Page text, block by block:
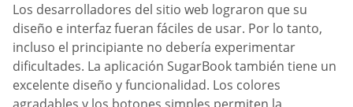
Los desarrolladores del sitio web lograron que su
diseño e interfaz fueran fáciles de usar. Por lo tanto,
incluso el principiante no debería experimentar
dificultades. La aplicación SugarBook también tiene un
excelente diseño y funcionalidad. Los colores